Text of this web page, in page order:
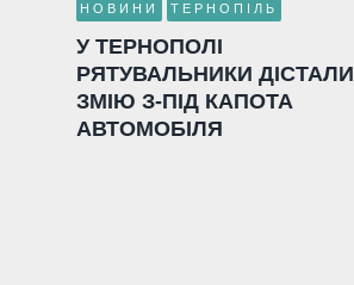
НОВИНИ ТЕРНОПІЛЬ
У ТЕРНОПОЛІ
РЯТУВАЛЬНИКИ ДІСТАЛИ
ЗМІЮ З-ПІД КАПОТА
АВТОМОБІЛЯ